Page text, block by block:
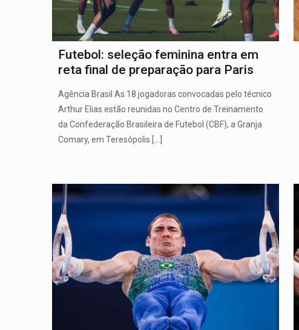
Futebol: seleção feminina entra em
reta final de preparação para Paris
Agência Brasil As 18 jogadoras convocadas pelo técnico
Arthur Elias estão reunidas no Centro de Treinamento
da Confederação Brasileira de Futebol (CBF), a Granja
Comary, em Teresópolis […]